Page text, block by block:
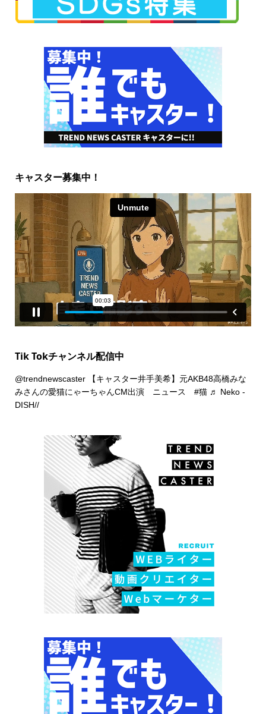
キャスター募集中！
Tik Tokチャンネル配信中
@trendnewscaster【キャスター井手美希】元AKB48高橋みな
みさんの愛猫にゃーちゃんCM出演 ニュース #猫 ♬ Neko -
DISH//